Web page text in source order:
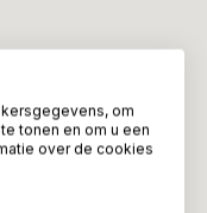
Zakelijke Cadeaus
Bedanken
om
tonen en om u een
over de cookies